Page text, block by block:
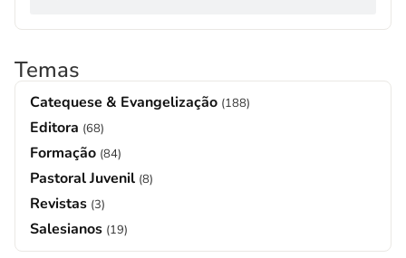
Temas
Catequese & Evangelização (188)
Editora (68)
Formação (84)
Pastoral Juvenil (8)
Revistas (3)
Salesianos (19)